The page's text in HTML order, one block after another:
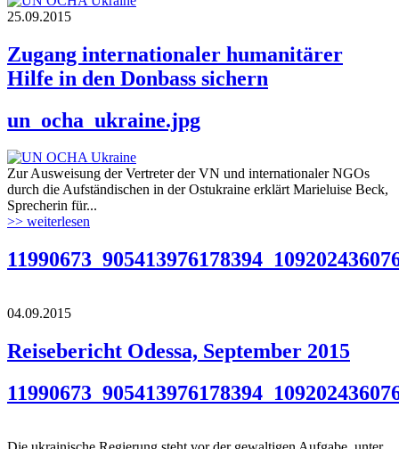
25.09.2015
Zugang internationaler humanitärer
Hilfe in den Donbass sichern
un_ocha_ukraine.jpg
Zur Ausweisung der Vertreter der VN und internationaler NGOs
durch die Aufständischen in der Ostukraine erklärt Marieluise Beck,
Sprecherin für...
>> weiterlesen
04.09.2015
Reisebericht Odessa, September 2015